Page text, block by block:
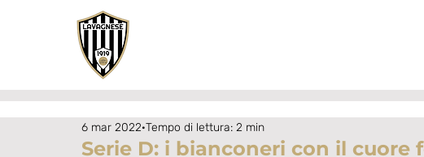
Serie D: i bianconeri con il cuore
6 mar 2022 Tempo di lettura: 2 min